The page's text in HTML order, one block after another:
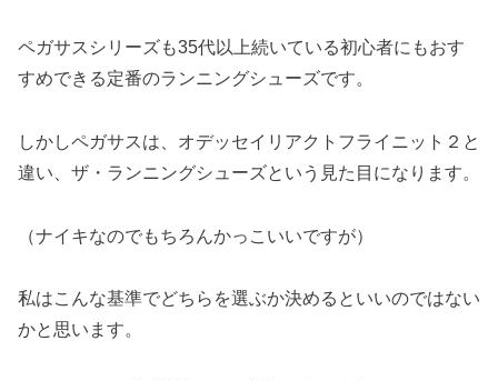
ペガサスシリーズも35代以上続いている初心者にもおす
すめできる定番のランニングシューズです。
しかしペガサスは、オデッセイリアクトフライニット２と
違い、ザ・ランニングシューズという見た目になります。
（ナイキなのでもちろんかっこいいですが）
私はこんな基準でどちらを選ぶか決めるといいのではない
かと思います。